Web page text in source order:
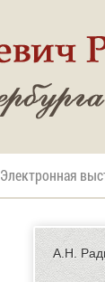
Электронная
А.Н.